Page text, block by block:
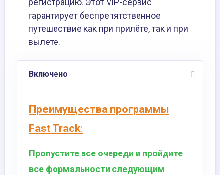
регистрацию. Этот VIP-сервис
гарантирует беспрепятственное
путешествие как при прилёте, так и при
вылете.
Включено
Преимущества программы
Fast Track:
Пропустите все очереди и пройдите
все формальности следующим